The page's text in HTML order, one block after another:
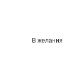
В желания